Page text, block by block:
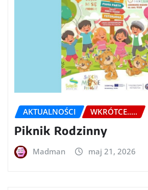
AKTUALNOŚCI WKRÓTCE.....
Piknik Rodzinny
Madman maj 21, 2026